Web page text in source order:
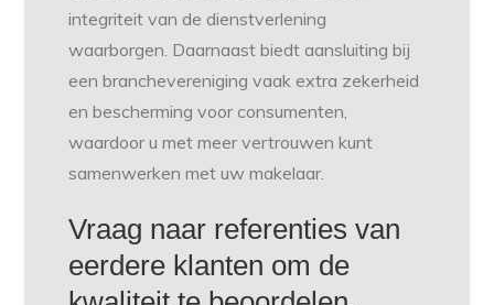
integriteit van de dienstverlening
waarborgen. Daarnaast biedt aansluiting bij
een branchevereniging vaak extra zekerheid
en bescherming voor consumenten,
waardoor u met meer vertrouwen kunt
samenwerken met uw makelaar.
Vraag naar referenties van
eerdere klanten om de